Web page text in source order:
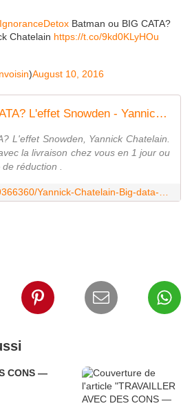
Batman ou BIG CATA?
Chatelain https://t.co/9kd0KLyHOu
)August 10, 2016
Big data ou BIG CATA? L'effet Snowden - Yannick Chatelain sur Fnac.com
L'effet Snowden, Yannick Chatelain.
la livraison chez vous en 1 jour ou
réduction .
CONS —